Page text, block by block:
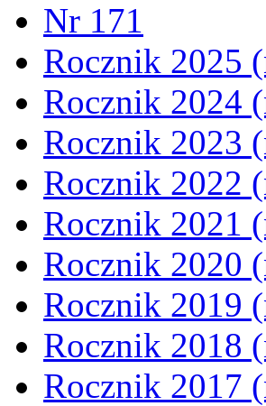
Nr 171
Rocznik 2025
Rocznik 2024
Rocznik 2023
Rocznik 2022
Rocznik 2021
Rocznik 2020
Rocznik 2019
Rocznik 2018
Rocznik 2017